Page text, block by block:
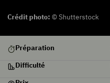
Crédit photo: © Shutterstock
saison
Préparation
Difficulté